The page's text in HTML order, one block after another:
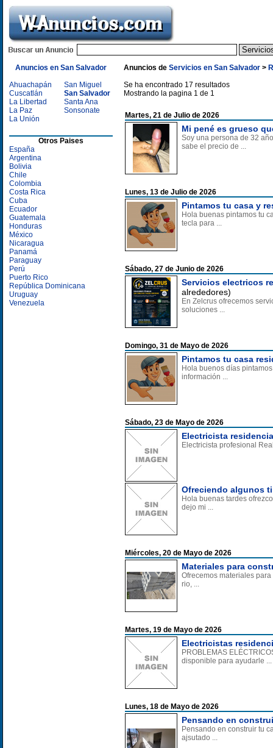
Anuncios en San Salvador
Ahuachapán
Cuscatlán
La Libertad
La Paz
La Unión
San Miguel
San Salvador
Santa Ana
Sonsonate
Otros Paises
España
Argentina
Bolivia
Chile
Colombia
Costa Rica
Cuba
Ecuador
Guatemala
Honduras
México
Nicaragua
Panamá
Paraguay
Perú
Puerto Rico
República Dominicana
Uruguay
Venezuela
Anuncios de Servicios en San Salvador >
Se ha encontrado 17 resultados
Mostrando la pagina 1 de 1
Martes, 21 de Julio de 2026
Mi pené es grueso
Soy una persona de 32
sabe el precio de ...
Lunes, 13 de Julio de 2026
Pintamos tu casa y
Hola buenas pintamos tu
tecla para ...
Sábado, 27 de Junio de 2026
Servicios electricos
alrededores)
En Zelcrus ofrecemos
soluciones ...
Domingo, 31 de Mayo de 2026
Pintamos tu casa
Hola buenos días
información ...
Sábado, 23 de Mayo de 2026
Electricista
Electricista profesional
Ofreciendo algunos
Hola buenas tardes
dejo mi ...
Miércoles, 20 de Mayo de 2026
Materiales para
Ofrecemos materiales
rio, ...
Martes, 19 de Mayo de 2026
Electricistas
PROBLEMAS
disponible para ayudarle ...
Lunes, 18 de Mayo de 2026
Pensando en
Pensando en construir tu
ajsutado ...